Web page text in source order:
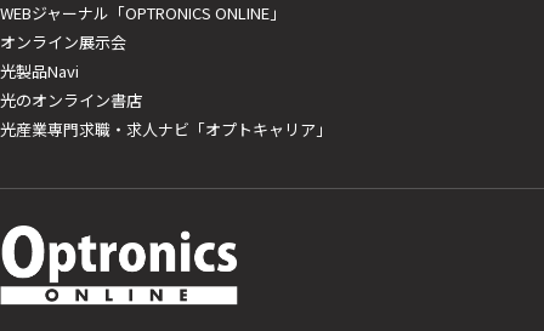
WEBジャーナル「OPTRONICS ONLINE」
オンライン展示会
光製品Navi
光のオンライン書店
光産業専門求職・求人ナビ「オプトキャリア」